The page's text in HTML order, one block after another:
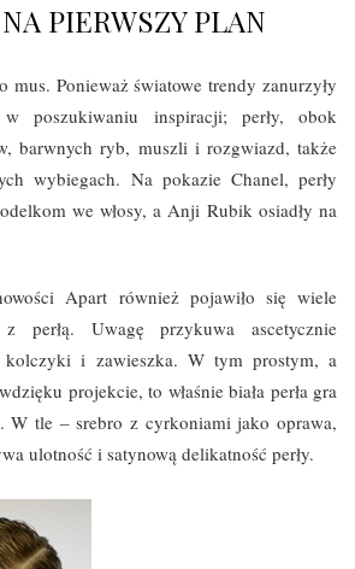
PIERWSZY PLAN
mus. Ponieważ światowe trendy zanurzyły
poszukiwaniu inspiracji; perły, obok
barwnych ryb, muszli i rozgwiazd, także
wybiegach. Na pokazie Chanel, perły
we włosy, a Anji Rubik osiadły na
Apart również pojawiło się wiele
perłą. Uwagę przykuwa ascetycznie
kolczyki i zawieszka. W tym prostym, a
projekcie, to właśnie biała perła gra
W tle – srebro z cyrkoniami jako oprawa,
ulotność i satynową delikatność perły.